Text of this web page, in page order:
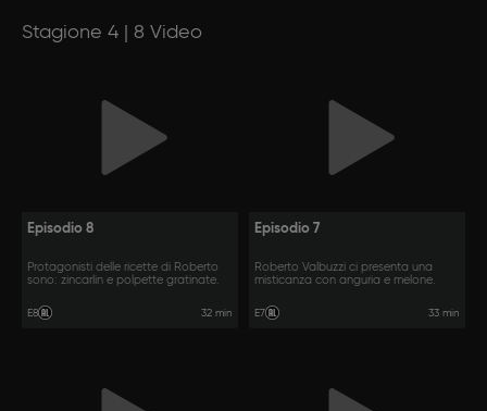
Stagione 4 | 8 Video
Episodio 8
Protagonisti delle ricette di Roberto
sono: zincarlin e polpette gratinate.
E8 32 min
Episodio 7
Roberto Valbuzzi ci presenta una
misticanza con anguria e melone.
E7 33 min